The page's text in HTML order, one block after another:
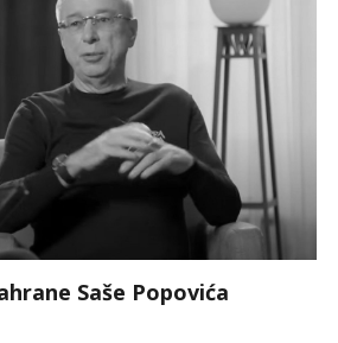
Saše Popovića